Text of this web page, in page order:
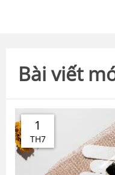
Bài viết
1
TH7